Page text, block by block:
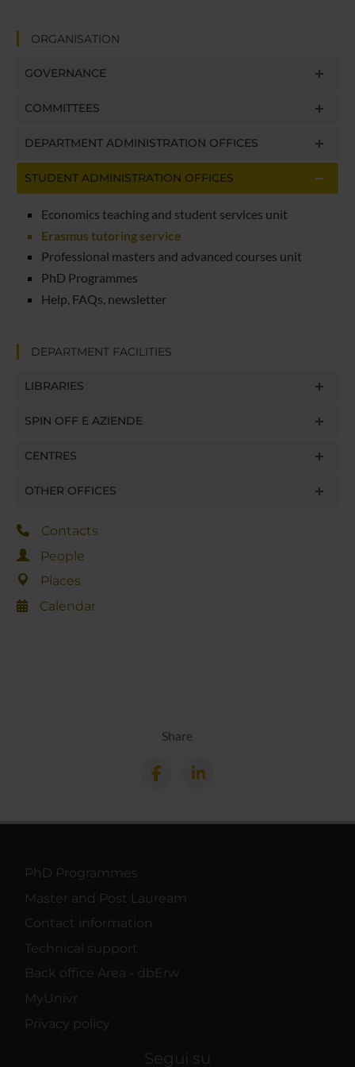
ORGANISATION
GOVERNANCE
COMMITTEES
DEPARTMENT ADMINISTRATION OFFICES
STUDENT ADMINISTRATION OFFICES
Economics teaching and student services unit
Erasmus tutoring service
Professional masters and advanced courses unit
PhD Programmes
Help, FAQs, newsletter
DEPARTMENT FACILITIES
LIBRARIES
SPIN OFF E AZIENDE
CENTRES
OTHER OFFICES
Contacts
People
Places
Calendar
Share
PhD Programmes
Master and Post Lauream
Contact information
Technical support
Back office Area - dbErw
MyUnivr
Privacy policy
Segui su